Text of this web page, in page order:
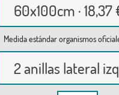
60x100cm · 18,37
Medida estándar organismos
2 anillas lateral